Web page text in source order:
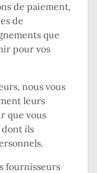
de paiement,
de
que
pour vos
nous vous
leurs
que vous
ils
fournisseurs